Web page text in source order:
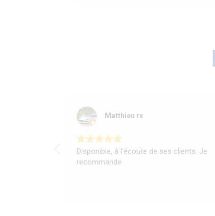
Matthieu rx
Disponible, à l’écoute de ses clients. Je
recommande